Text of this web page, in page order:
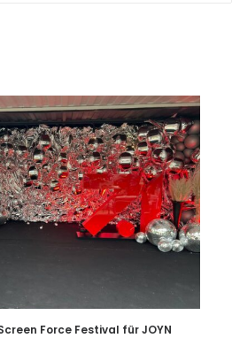
Force Festival für JOYN